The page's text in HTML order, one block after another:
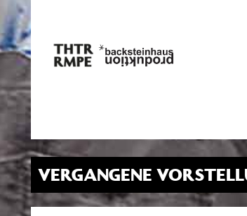
VERGANGENE